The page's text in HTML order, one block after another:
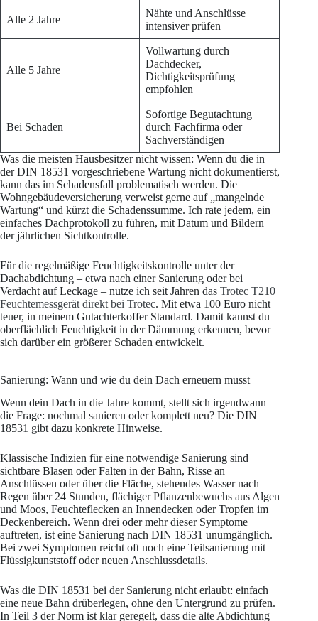
Alle 2 Jahre
Nähte und Anschlüsse
intensiver prüfen
Alle 5 Jahre
Vollwartung durch
Dachdecker,
Dichtigkeitsprüfung
empfohlen
Bei Schaden
Sofortige Begutachtung
durch Fachfirma oder
Sachverständigen
Was die meisten Hausbesitzer nicht wissen: Wenn du die in
der DIN 18531 vorgeschriebene Wartung nicht dokumentierst,
kann das im Schadensfall problematisch werden. Die
Wohngebäudeversicherung verweist gerne auf „mangelnde
Wartung“ und kürzt die Schadenssumme. Ich rate jedem, ein
einfaches Dachprotokoll zu führen, mit Datum und Bildern
der jährlichen Sichtkontrolle.
Für die regelmäßige Feuchtigkeitskontrolle unter der
Dachabdichtung – etwa nach einer Sanierung oder bei
Verdacht auf Leckage – nutze ich seit Jahren das Trotec T210
Feuchtemessgerät direkt bei Trotec. Mit etwa 100 Euro nicht
teuer, in meinem Gutachterkoffer Standard. Damit kannst du
oberflächlich Feuchtigkeit in der Dämmung erkennen, bevor
sich darüber ein größerer Schaden entwickelt.
Sanierung: Wann und wie du dein Dach erneuern musst
Wenn dein Dach in die Jahre kommt, stellt sich irgendwann
die Frage: nochmal sanieren oder komplett neu? Die DIN
18531 gibt dazu konkrete Hinweise.
Klassische Indizien für eine notwendige Sanierung sind
sichtbare Blasen oder Falten in der Bahn, Risse an
Anschlüssen oder über die Fläche, stehendes Wasser nach
Regen über 24 Stunden, flächiger Pflanzenbewuchs aus Algen
und Moos, Feuchteflecken an Innendecken oder Tropfen im
Deckenbereich. Wenn drei oder mehr dieser Symptome
auftreten, ist eine Sanierung nach DIN 18531 unumgänglich.
Bei zwei Symptomen reicht oft noch eine Teilsanierung mit
Flüssigkunststoff oder neuen Anschlussdetails.
Was die DIN 18531 bei der Sanierung nicht erlaubt: einfach
eine neue Bahn drüberlegen, ohne den Untergrund zu prüfen.
In Teil 3 der Norm ist klar geregelt, dass die alte Abdichtung